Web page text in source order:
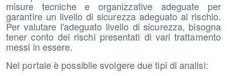
misure tecniche e organizzative adeguate per
garantire un livello di sicurezza adeguato al rischio.
Per valutare l'adeguato livello di sicurezza, bisogna
tener conto dei rischi presentati di vari trattamento
messi in essere.
Nel portale è possibile svolgere due tipi di analisi: